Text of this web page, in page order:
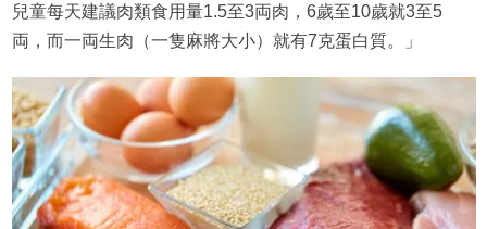
兒童每天建議肉類食用量1.5至3両肉，6歲至10歲就3至5
両，而一両生肉（一隻麻將大小）就有7克蛋白質。」